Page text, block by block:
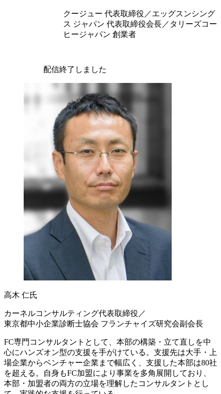
クージュー 代表取締役／エッグスンシング
ス ジャパン 代表取締役会長／タリーズコー
ヒージャパン 創業者
配信終了しました
高木 仁氏
カーネルコンサルティング代表取締役／
東京都中小企業診断士協会 フランチャイズ研究会副会長
FC専門コンサルタントとして、本部の構築・立て直しを中
心にハンズオン型の支援を手がけている。支援先は大手・上
場企業からベンチャー企業まで幅広く、支援した本部は80社
を超える。自身もFC加盟により事業を多角展開しており、
本部・加盟者の両方の立場を理解したコンサルタントとし